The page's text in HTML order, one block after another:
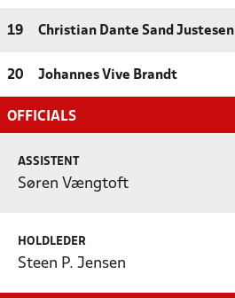
19 Christian Dante Sand Justesen
20 Johannes Vive Brandt
OFFICIALS
ASSISTENT
Søren Vængtoft
HOLDLEDER
Steen P. Jensen